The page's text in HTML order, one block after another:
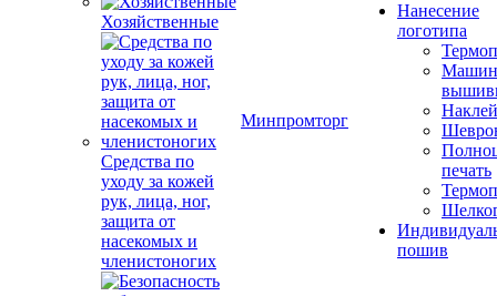
Хозяйственные
Средства по
уходу за кожей
рук, лица, ног,
защита от
насекомых и
членистоногих
Минпромторг
Нанесение
логотипа
печать
пошив